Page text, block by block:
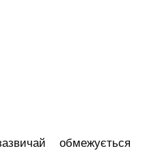
обмежується